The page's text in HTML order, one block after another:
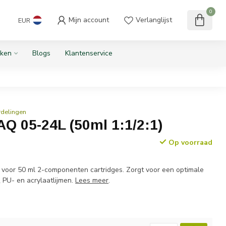
EUR Mijn account Verlanglijst
0
Blogs Klantenservice
05-24L (50ml 1:1/2:1)
Op voorraad
50 ml 2-componenten cartridges. Zorgt voor een optimale
PU- en acrylaatlijmen.Lees meer.